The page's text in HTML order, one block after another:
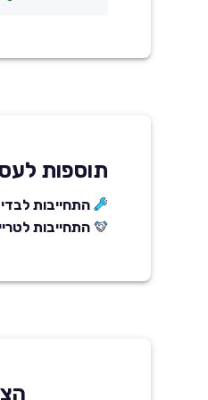
תוספות
התחייבות
התחייבות